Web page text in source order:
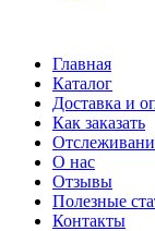
Главная
Каталог
Доставка и
Как заказать
О нас
Отзывы
Полезные
Контакты